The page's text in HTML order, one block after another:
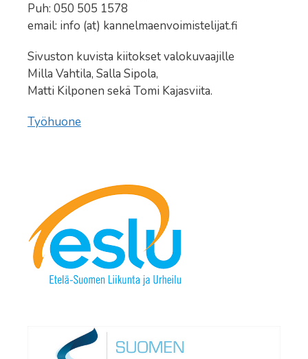
Puh: 050 505 1578
email: info (at) kannelmaenvoimistelijat.fi
Sivuston kuvista kiitokset valokuvaajille
Milla Vahtila, Salla Sipola,
Matti Kilponen sekä Tomi Kajasviita.
Työhuone